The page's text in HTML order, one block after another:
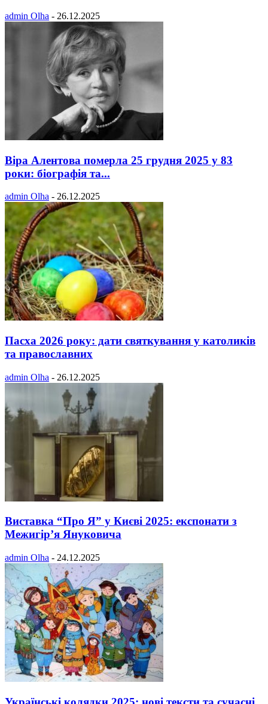
admin Olha - 26.12.2025
Віра Алентова померла 25 грудня 2025 у 83
роки: біографія та...
admin Olha - 26.12.2025
Пасха 2026 року: дати святкування у католиків
та православних
admin Olha - 26.12.2025
Виставка “Про Я” у Києві 2025: експонати з
Межигір’я Януковича
admin Olha - 24.12.2025